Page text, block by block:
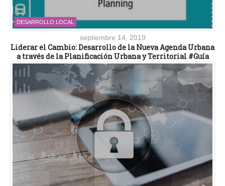
DESARROLLO LOCAL
septiembre 14, 2019
Liderar el Cambio: Desarrollo de la Nueva Agenda Urbana
a través de la Planificación Urbana y Territorial #Guía